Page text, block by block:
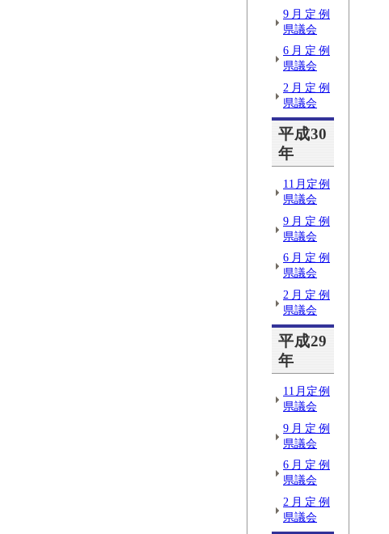
9月定例
県議会
6月定例
県議会
2月定例
県議会
平成30
年
11月定例
県議会
9月定例
県議会
6月定例
県議会
2月定例
県議会
平成29
年
11月定例
県議会
9月定例
県議会
6月定例
県議会
2月定例
県議会